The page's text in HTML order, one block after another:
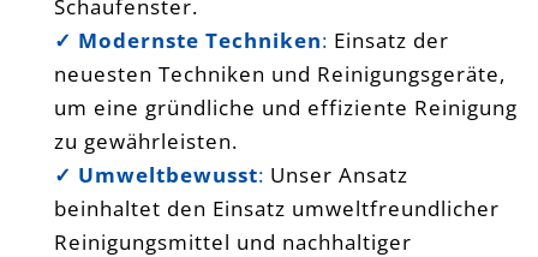
Schaufenster.
✓ Modernste Techniken: Einsatz der
neuesten Techniken und Reinigungsgeräte,
um eine gründliche und effiziente Reinigung
zu gewährleisten.
✓ Umweltbewusst: Unser Ansatz
beinhaltet den Einsatz umweltfreundlicher
Reinigungsmittel und nachhaltiger